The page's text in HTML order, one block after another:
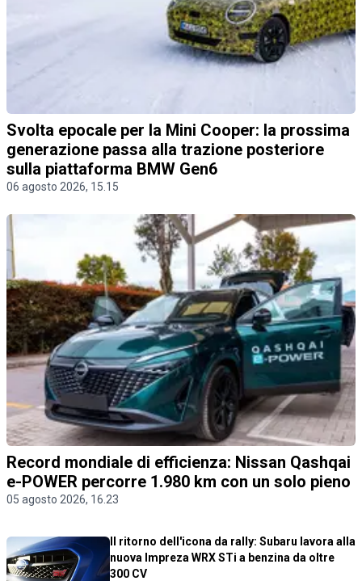
Svolta epocale per la Mini Cooper: la prossima
generazione passa alla trazione posteriore
sulla piattaforma BMW Gen6
06 agosto 2026, 15.15
Record mondiale di efficienza: Nissan Qashqai
e-POWER percorre 1.980 km con un solo pieno
05 agosto 2026, 16.23
Il ritorno dell'icona da rally: Subaru lavora alla
nuova Impreza WRX STi a benzina da oltre
300 CV